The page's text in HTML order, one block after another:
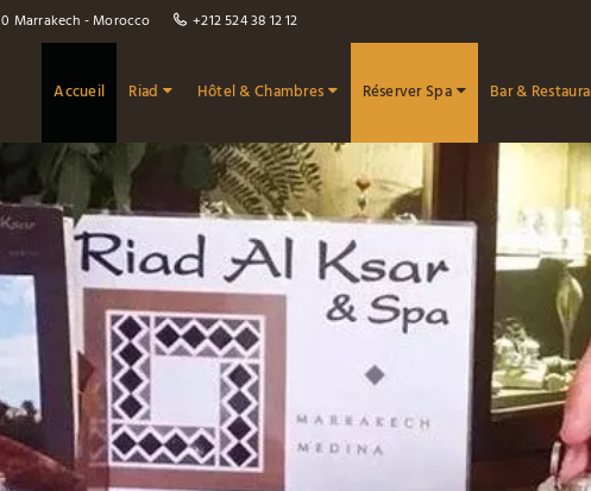
Marrakech - Morocco +212 524 38 12 12
Accueil Riad Hôtel & Chambres Réserver Spa Bar &